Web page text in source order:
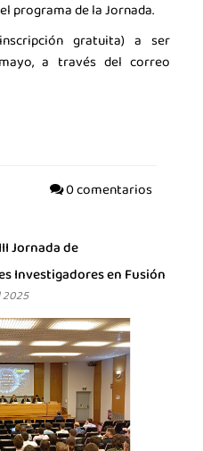
programa de la Jornada.
gratuita) a ser
a través del correo
0 comentarios
Jornada de
Investigadores en Fusión